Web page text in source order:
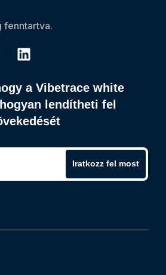
a Vibetrace white
lendítheti fel
Iratkozz fel most